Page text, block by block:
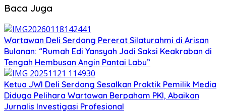
Baca Juga
Wartawan Deli Serdang Pererat Silaturahmi di Arisan
Bulanan: “Rumah Edi Yansyah Jadi Saksi Keakraban di
Tengah Hembusan Angin Pantai Labu”
Ketua JWI Deli Serdang Sesalkan Praktik Pemilik Media
Diduga Pelihara Wartawan Berpaham PKI, Abaikan
Jurnalis Investigasi Profesional